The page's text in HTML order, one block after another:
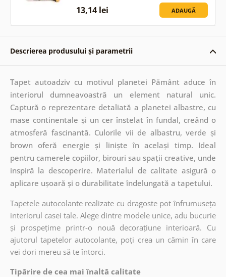
13,14 lei ADAUGĂ
Descrierea produsului și parametrii
Tapet autoadziv cu motivul planetei Pământ aduce în
interiorul dumneavoastră un element natural unic.
Captură o reprezentare detaliată a planetei albastre, cu
mase continentale și un cer înstelat în fundal, creând o
atmosferă fascinantă. Culorile vii de albastru, verde și
brown oferă energie și liniște în același timp. Ideal
pentru camerele copiilor, birouri sau spații creative, unde
inspiră la descoperire. Materialul de calitate asigură o
aplicare ușoară și o durabilitate îndelungată a tapetului.
Tapetele autocolante realizate cu dragoste pot înfrumuseța
interiorul casei tale. Alege dintre modele unice, adu bucurie
și prospețime printr-o nouă decorațiune interioară. Cu
ajutorul tapetelor autocolante, poți crea un cămin în care
vei dori mereu să te întorci.
Tipărire de cea mai înaltă calitate